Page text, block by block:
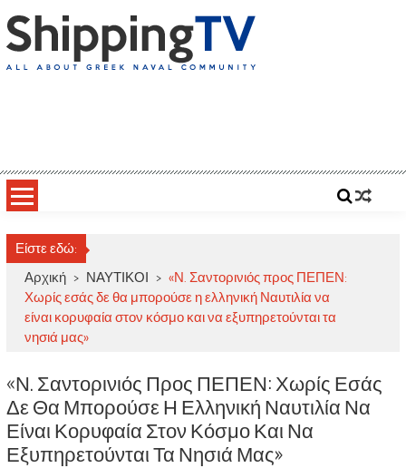
to
content
Είστε εδώ:
Αρχική > ΝΑΥΤΙΚΟΙ > «Ν. Σαντορινιός προς ΠΕΠΕΝ:
Χωρίς εσάς δε θα μπορούσε η ελληνική Ναυτιλία να
είναι κορυφαία στον κόσμο και να εξυπηρετούνται τα
νησιά μας»
«Ν. Σαντορινιός Προς ΠΕΠΕΝ: Χωρίς Εσάς
Δε Θα Μπορούσε Η Ελληνική Ναυτιλία Να
Είναι Κορυφαία Στον Κόσμο Και Να
Εξυπηρετούνται Τα Νησιά Μας»